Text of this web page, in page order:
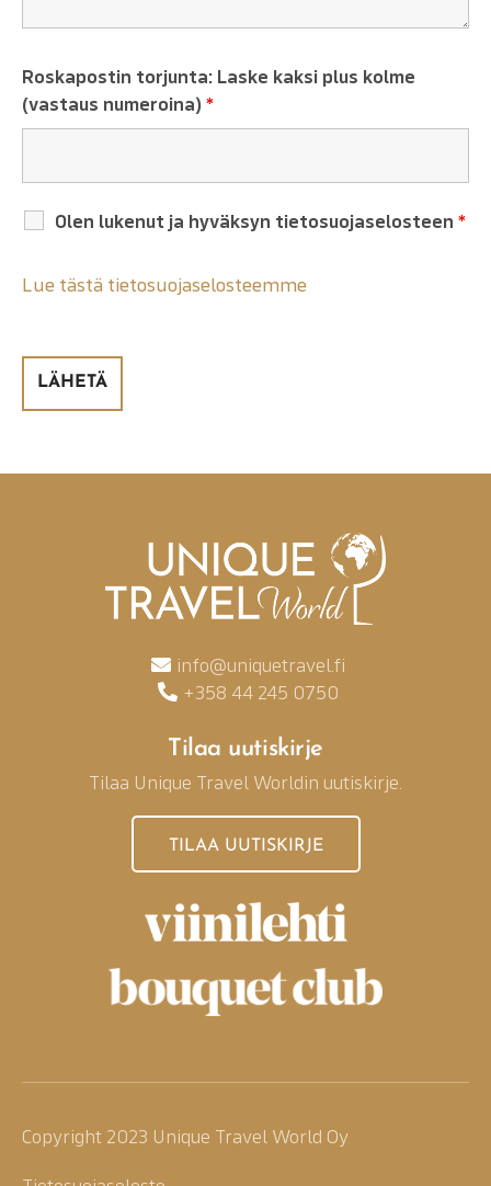
Roskapostin torjunta: Laske kaksi plus kolme
(vastaus numeroina)*
Olen lukenut ja hyväksyn tietosuojaselosteen *
Lue tästä tietosuojaselosteemme
info@uniquetravel.fi
+358 44 245 0750
Tilaa uutiskirje
Tilaa Unique Travel Worldin uutiskirje.
TILAA UUTISKIRJE
Copyright 2023 Unique Travel World Oy